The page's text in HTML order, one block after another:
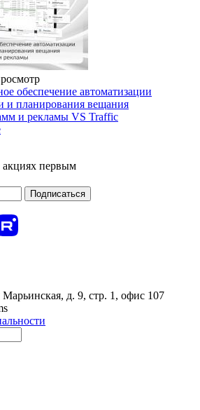
обеспечение автоматизации
и планирования вещания
и рекламы VS Traffic
акциях первым
д. 9, стр. 1, офис 107